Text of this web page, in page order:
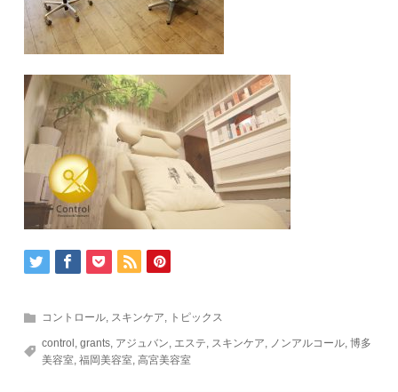
コントロール, スキンケア, トピックス
control ,grants, アジュバン, エステ, スキンケア, ノンアルコール,博多
美容室,福岡美容室,高宮美容室